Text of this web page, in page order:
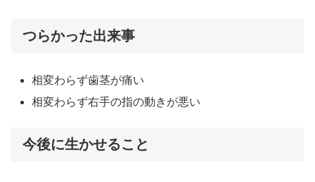
つらかった出来事
相変わらず歯茎が痛い
相変わらず右手の指の動きが悪い
今後に生かせること